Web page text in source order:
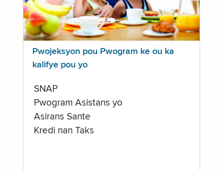
Pwojeksyon pou Pwogram ke ou ka
kalifye pou yo
SNAP
Pwogram Asistans yo
Asirans Sante
Kredi nan Taks